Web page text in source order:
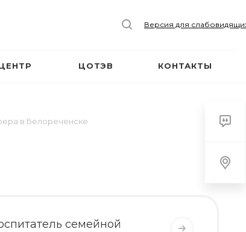
Версия для
ЦОТЭВ КОНТАКТЫ
в Белореченске
семейной